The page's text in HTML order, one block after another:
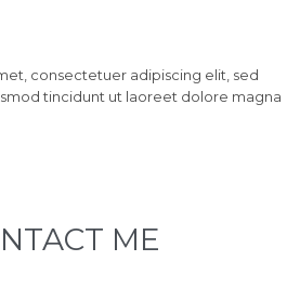
consectetuer adipiscing elit, sed
tincidunt ut laoreet dolore magna
ME